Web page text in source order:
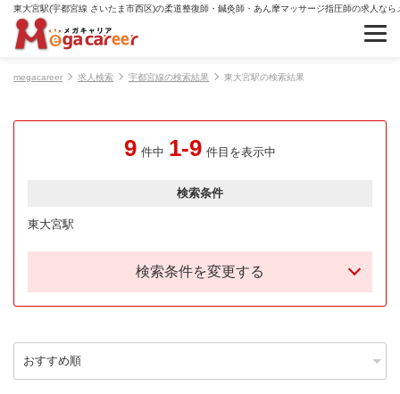
東大宮駅(宇都宮線 さいたま市西区)の柔道整復師・鍼灸師・あん摩マッサージ指圧師の求人なら
megacareer 求人検索 宇都宮線の検索結果 東大宮駅の検索結果
9 件中 1-9 件目を表示中
検索条件
東大宮駅
検索条件を変更する